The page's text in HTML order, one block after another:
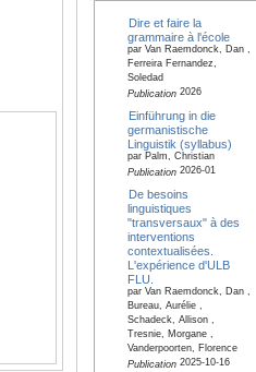
Dire et faire la
grammaire à l'école
par Van Raemdonck, Dan ,
Ferreira Fernandez,
Soledad
Publication2026
Einführung in die
germanistische
Linguistik (syllabus)
par Palm, Christian
Publication2026-01
De besoins
linguistiques
"transversaux" à des
interventions
contextualisées.
L'expérience d'ULB
FLU.
par Van Raemdonck, Dan ,
Bureau, Aurélie ,
Schadeck, Allison ,
Tresnie, Morgane ,
Vanderpoorten, Florence
Publication2025-10-16